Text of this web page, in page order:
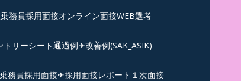
務員採用面接オンライン面接WEB選考
リーシート通過例✈改善例(SAK_ASIK)
務員採用面接✈採用面接レポート１次面接